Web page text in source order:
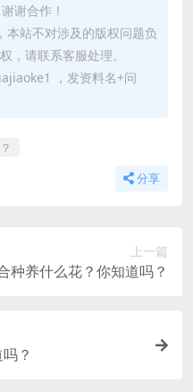
谢合作！
站不对涉及的版权问题负
，请联系客服处理。
，发资料名+问
分享
上一篇
种养什么花？你知道吗？
？